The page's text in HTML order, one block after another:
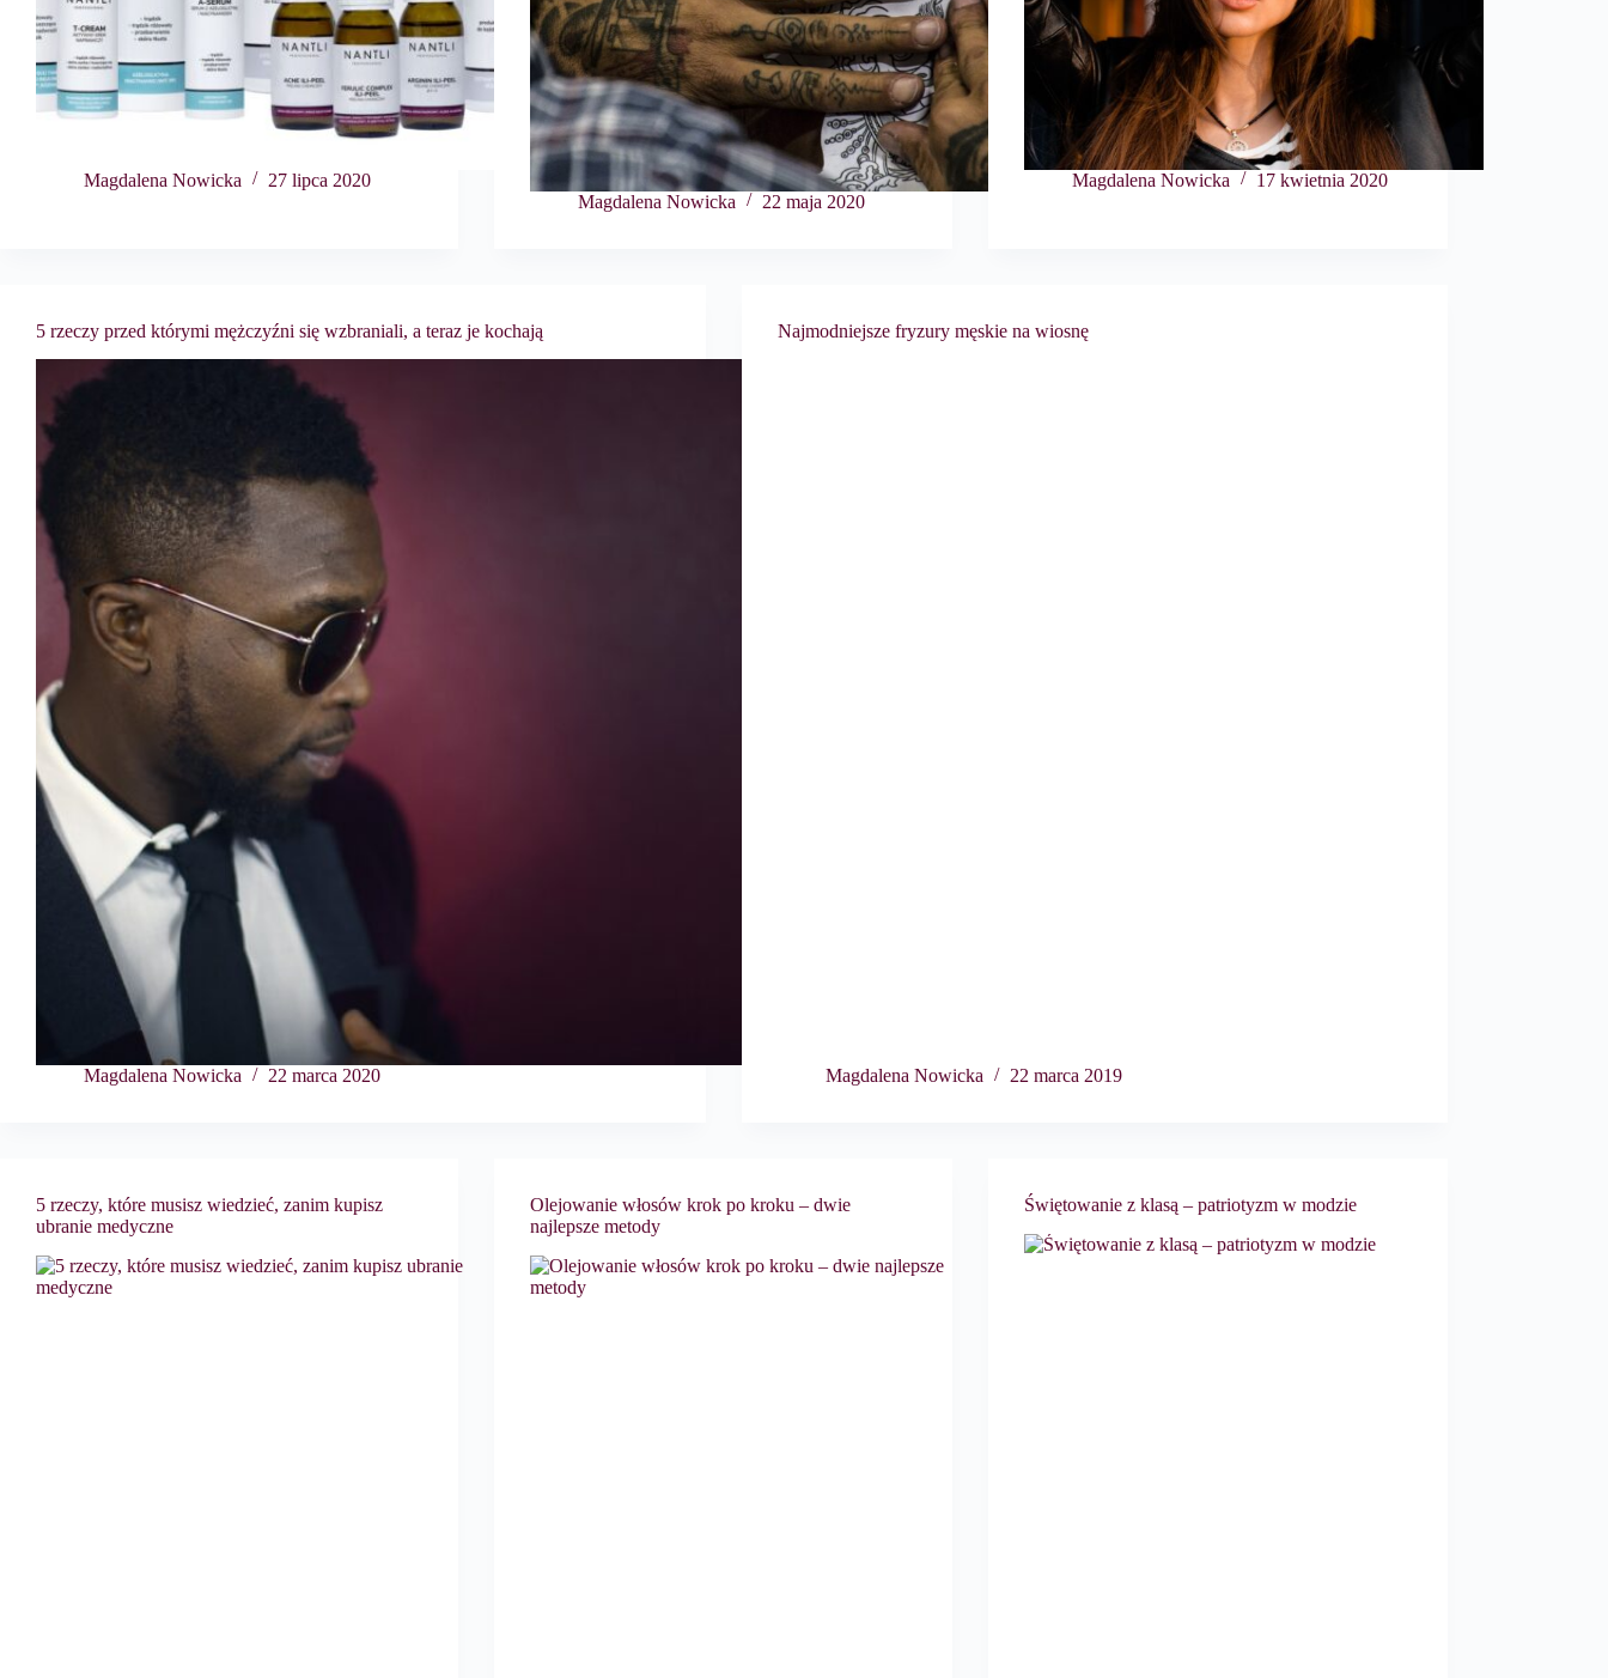
Magdalena Nowicka 27 lipca 2020
Magdalena Nowicka 22 maja 2020
Magdalena Nowicka 17 kwietnia 2020
5 rzeczy przed którymi mężczyźni się wzbraniali, a teraz je kochają
Magdalena Nowicka 22 marca 2020
Najmodniejsze fryzury męskie na wiosnę
Magdalena Nowicka 22 marca 2019
5 rzeczy, które musisz wiedzieć, zanim kupisz
ubranie medyczne
Olejowanie włosów krok po kroku – dwie
najlepsze metody
Świętowanie z klasą – patriotyzm w modzie